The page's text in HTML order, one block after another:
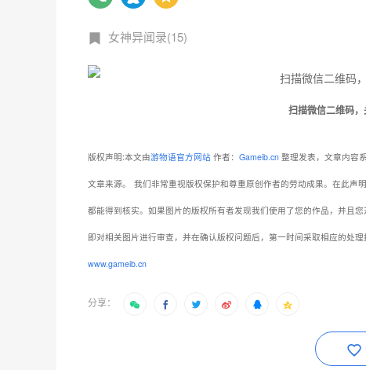
女神异闻录(15)
扫描微信二维码
版权声明:本文由游物语官方网站 作者： Gameib.cn 整理发表，文章内容
文章来源。 我们非常重视版权保护和尊重原创作者的劳动成果。在此声
都能得到核实。如果图片的版权所有者发现我们使用了您的作品，并且
即对相关图片进行审查，并在确认版权问题后，第一时间采取相应的处
www.gameib.cn
分享：